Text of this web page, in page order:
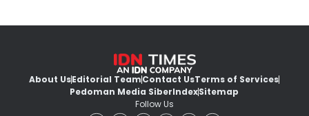
About UsEditorial TeamContact UsTerms of Services
Pedoman Media SiberIndexSitemap
Follow Us